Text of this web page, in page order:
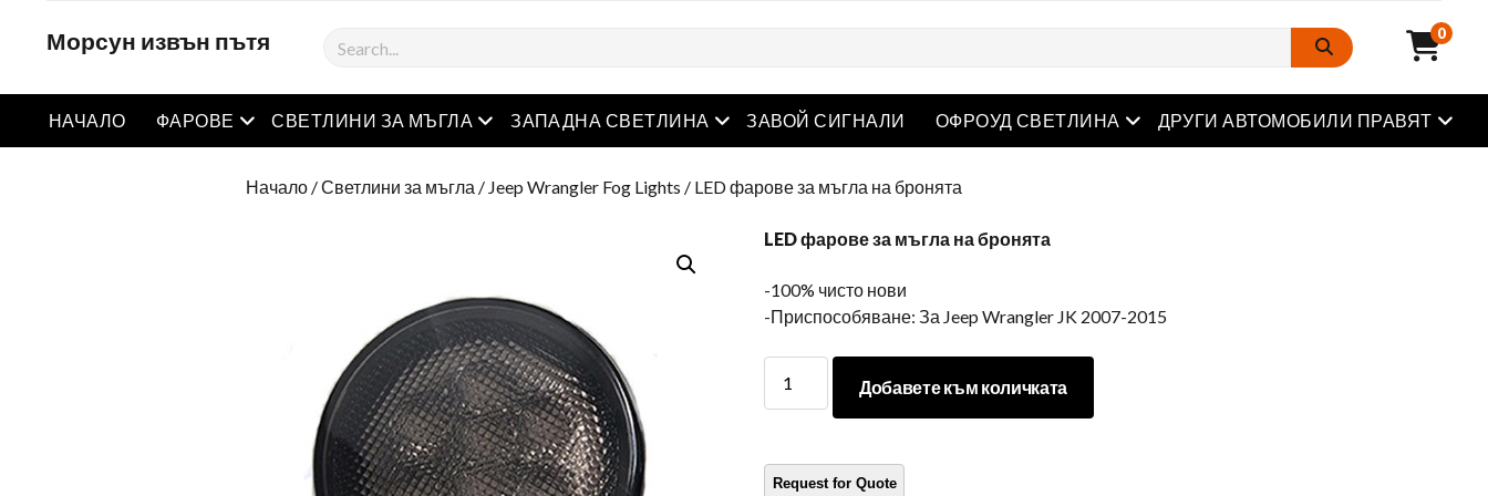
Морсун извън пътя Търсене 0
НАЧАЛО ФАРОВЕ Отворете менюто
СВЕТЛИНИ ЗА МЪГЛА Отворете менюто
ЗАПАДНА СВЕТЛИНА Отворете менюто
ЗАВОЙ СИГНАЛИ ОФРОУД СВЕТЛИНА Отворете менюто
ДРУГИ АВТОМОБИЛИ ПРАВЯТ
Начало /Светлини за мъгла / Jeep Wrangler Fog Lights / LED фарове за мъгла на бронята
LED фарове за мъгла на бронята
-100% чисто нови
-Приспособяване: За Jeep Wrangler JK 2007-2015
фарове
на
Добавете към количката